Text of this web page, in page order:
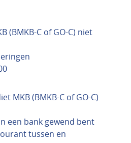
(BMKB-C of GO-C) niet
MKB (BMKB-C of GO-C)
een bank gewend bent
tussen en